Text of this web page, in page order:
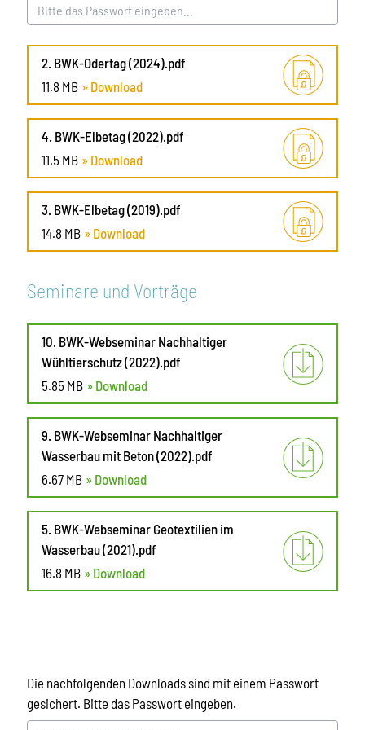
2. BWK-Odertag (2024).pdf
11.8 MB » Download
4. BWK-Elbetag (2022).pdf
11.5 MB » Download
3. BWK-Elbetag (2019).pdf
14.8 MB » Download
Seminare und Vorträge
10. BWK-Webseminar Nachhaltiger
Wühltierschutz (2022).pdf
5.85 MB » Download
9. BWK-Webseminar Nachhaltiger
Wasserbau mit Beton (2022).pdf
6.67 MB » Download
5. BWK-Webseminar Geotextilien im
Wasserbau (2021).pdf
16.8 MB » Download
Die nachfolgenden Downloads sind mit einem Passwort
gesichert. Bitte das Passwort eingeben.